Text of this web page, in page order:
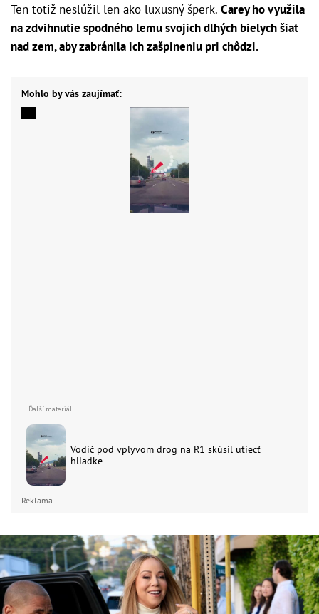
Ten totiž neslúžil len ako luxusný šperk. Carey ho využila
na zdvihnutie spodného lemu svojich dlhých bielych šiat
nad zem, aby zabránila ich zašpineniu pri chôdzi.
Mohlo by vás zaujímať:
Vodič pod vplyvom drog na R1 skúsil utiecť
hliadke
Reklama